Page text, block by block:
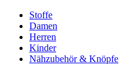
Stoffe
Damen
Herren
Kinder
Nähzubehör & Knöpfe